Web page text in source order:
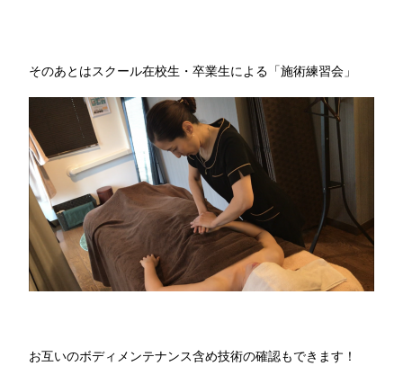
そのあとはスクール在校生・卒業生による「施術練習会」
お互いのボディメンテナンス含め技術の確認もできます！